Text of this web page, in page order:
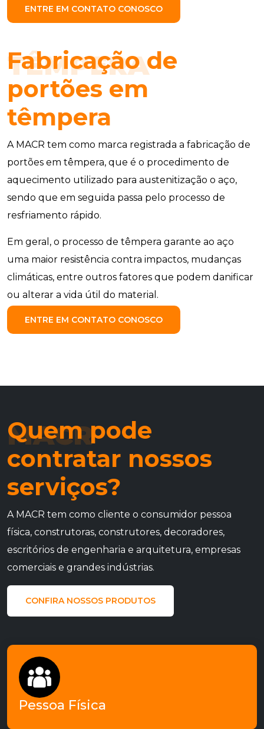
ENTRE EM CONTATO CONOSCO
TÊMPERA
Fabricação de
portões em
têmpera
A MACR tem como marca registrada a fabricação de
portões em têmpera, que é o procedimento de
aquecimento utilizado para austenitização o aço,
sendo que em seguida passa pelo processo de
resfriamento rápido.
Em geral, o processo de têmpera garante ao aço
uma maior resistência contra impactos, mudanças
climáticas, entre outros fatores que podem danificar
ou alterar a vida útil do material.
ENTRE EM CONTATO CONOSCO
MACR
Quem pode
contratar nossos
serviços?
A MACR tem como cliente o consumidor pessoa
física, construtoras, construtores, decoradores,
escritórios de engenharia e arquitetura, empresas
comerciais e grandes indústrias.
CONFIRA NOSSOS PRODUTOS
Pessoa Física
Se você procura por bons portões para instalar
em sua residência, a MACR pode te ajudar!